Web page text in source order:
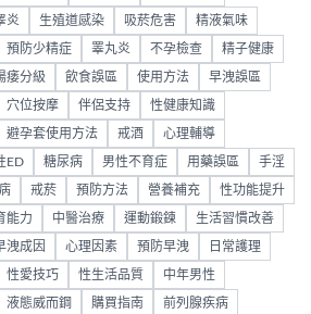
炎 生殖道感染 吸菸危害 精液氣味
預防少精症 睪丸炎 不孕檢查 精子健康
痿分級 飲食誤區 使用方法 早洩誤區
穴位按摩 伴侶支持 性健康知識
避孕套使用方法 戒酒 心理輔導
ED 糖尿病 男性不育症 用藥誤區 手淫
戒菸 預防方法 營養補充 性功能提升
能力 中醫治療 運動鍛鍊 生活習慣改善
洩成因 心理因素 預防早洩 日常護理
性愛技巧 性生活品質 中年男性
液態威而鋼 購買指南 前列腺疾病